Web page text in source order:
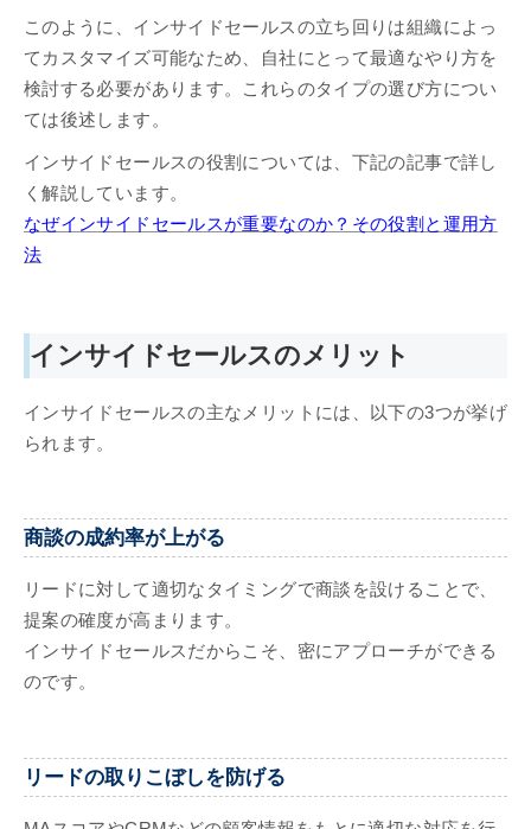
このように、インサイドセールスの立ち回りは組織によっ
てカスタマイズ可能なため、自社にとって最適なやり方を
検討する必要があります。これらのタイプの選び方につい
ては後述します。
インサイドセールスの役割については、下記の記事で詳し
く解説しています。
なぜインサイドセールスが重要なのか？その役割と運用方
法
インサイドセールスのメリット
インサイドセールスの主なメリットには、以下の3つが挙げ
られます。
商談の成約率が上がる
リードに対して適切なタイミングで商談を設けることで、
提案の確度が高まります。
インサイドセールスだからこそ、密にアプローチができる
のです。
リードの取りこぼしを防げる